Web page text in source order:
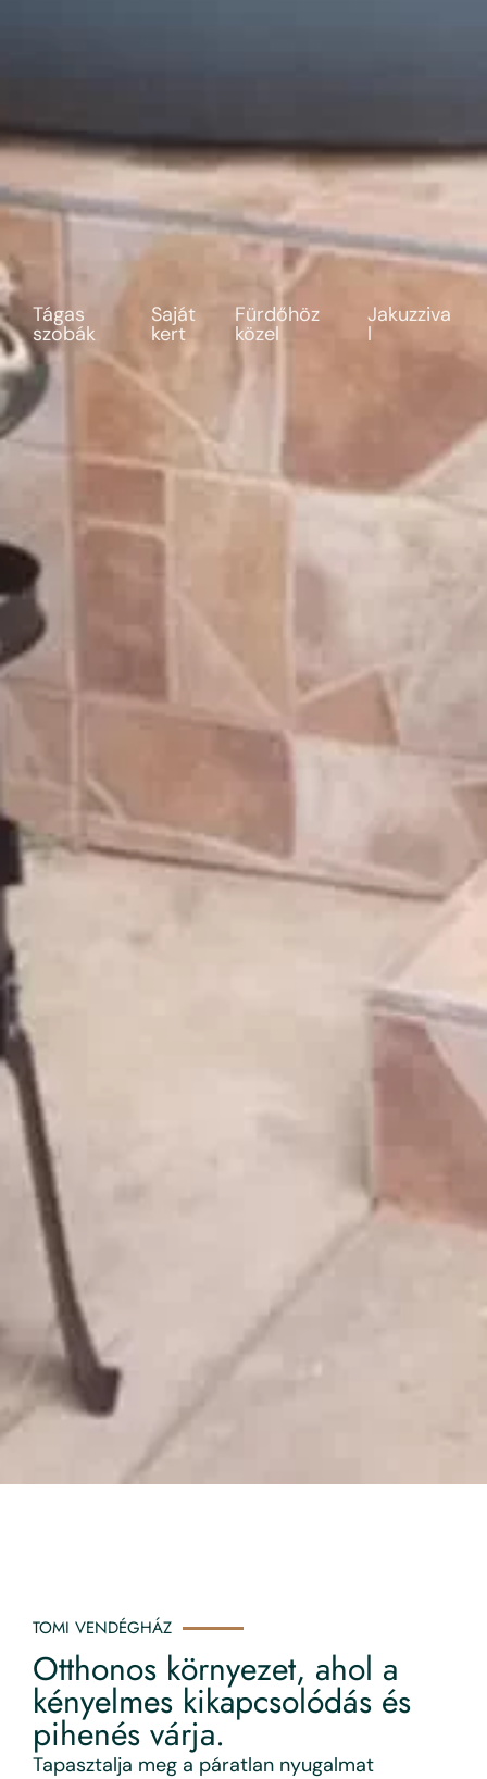
Tágas
szobák
Saját
kert
Fürdőhöz
közel
Jakuzziva
l
TOMI VENDÉGHÁZ
Otthonos környezet, ahol a
kényelmes kikapcsolódás és
pihenés várja.
Tapasztalja meg a páratlan nyugalmat